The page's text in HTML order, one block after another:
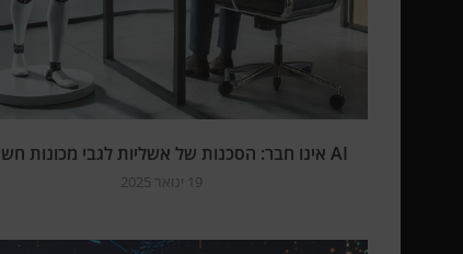
AI אינו חבר: הסכנות של אשליות לגבי מכונות חשיבה
19 ינואר 2025